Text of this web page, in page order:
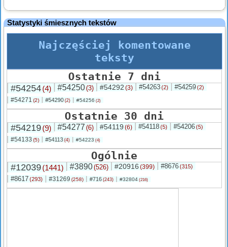
Statystyki śmiesznych tekstów
Najczęściej komentowane
teksty
Ostatnie 7 dni
#54254(4) #54250(3) #54292 (3) #54263(2) #54259(2)
#54271 (2) #54290 (2) #54256 (2)
Ostatnie 30 dni
#54219(9) #54277 (6) #54119 (6) #54118(5) #54206(5)
#54133 (5) #54113 (4) #54223 (4)
Ogólnie
#12039(1441) #3890(526) #20916 (399) #8676(315)
#8617(293) #31269 (258) #716 (243) #32804 (216)